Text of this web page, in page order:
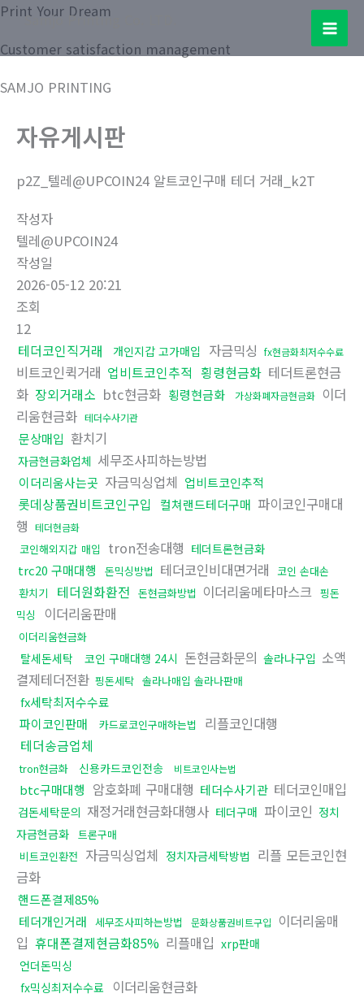
콘
츠
건
Samjo Printing Co. LTD.
Main
Print Your Dream
Customer satisfaction management
SAMJO PRINTING
자유게시판
p2Z_텔레@UPCOIN24 알트코인구매 테더 거래_k2T
작성자
텔레@UPCOIN24
작성일
2026-05-12 20:21
조회
12
테더코인직거래
개인지갑 고가매입 자금믹싱 fx현금화최저수수료
비트코인퀵거래 업비트코인추적 횡령현금화 테더트론현금
화 장외거래소 btc현금화 횡령현금화 가상화폐자금현금화 이더
리움현금화 테더수사기관
문상매입 환치기
자금현금화업체 세무조사피하는방법
이더리움사는곳 자금믹싱업체 업비트코인추적
롯데상품권비트코인구입 컬쳐랜드테더구매 파이코인구매대
행 테더현금화
코인해외지갑 매입 tron전송대행 테더트론현금화
trc20 구매대행 돈믹싱방법 테더코인비대면거래 코인 손대손
환치기
테더원화환전 돈현금화방법 이더리움메타마스크 핑돈
믹싱
이더리움판매
이더리움현금화
탈세돈세탁 코인 구매대행 24시 돈현금화문의 솔라나구입 소액
결제테더전환 핑돈세탁 솔라나매입 솔라나판매
fx세탁최저수수료
파이코인판매
카드로코인구매하는법
리플코인대행
테더송금업체
tron현금화 신용카드코인전송 비트코인사는법
btc구매대행 암호화폐 구매대행 테더수사기관 테더코인매입
검돈세탁문의 재정거래현금화대행사 테더구매 파이코인 정치
자금현금화 트론구매
비트코인환전 자금믹싱업체 정치자금세탁방법 리플 모든코인현
금화
핸드폰결제85%
테더개인거래 세무조사피하는방법 문화상품권비트구입
이더리움매
입 휴대폰결제현금화85% 리플매입 xrp판매
언더돈믹싱
fx믹싱최저수수료
이더리움현금화